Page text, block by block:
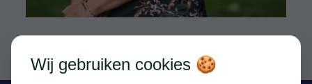
Wij gebruiken cookies 🍪